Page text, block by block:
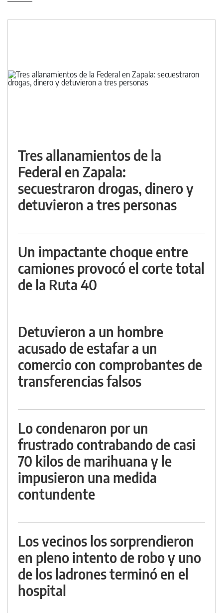
Tres allanamientos de la
Federal en Zapala:
secuestraron drogas, dinero y
detuvieron a tres personas
Un impactante choque entre
camiones provocó el corte total
de la Ruta 40
Detuvieron a un hombre
acusado de estafar a un
comercio con comprobantes de
transferencias falsos
Lo condenaron por un
frustrado contrabando de casi
70 kilos de marihuana y le
impusieron una medida
contundente
Los vecinos los sorprendieron
en pleno intento de robo y uno
de los ladrones terminó en el
hospital